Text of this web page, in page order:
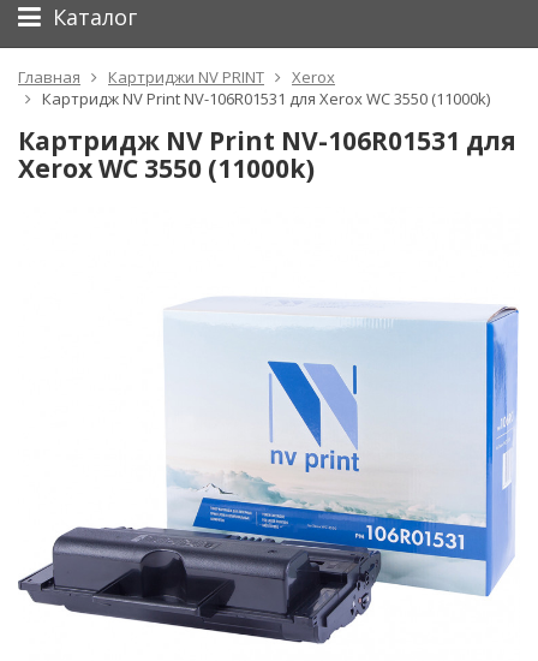
Каталог
Главная Картриджи NV PRINT
Xerox
Картридж NV Print NV-106R01531 для Xerox WC 3550 (11000k)
Картридж NV Print NV-106R01531 для
Xerox WC 3550 (11000k)